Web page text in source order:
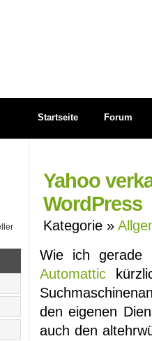
Startseite Forum
Yahoo
WordPress
Kategorie »
Wie ich gerade
Automattic
den eigenen
auch den